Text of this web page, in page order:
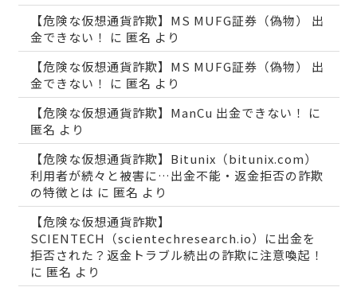
【危険な仮想通貨詐欺】MS MUFG証券（偽物） 出
金できない！
に 匿名 より
【危険な仮想通貨詐欺】MS MUFG証券（偽物） 出
金できない！
に 匿名 より
【危険な仮想通貨詐欺】ManCu 出金できない！
に
匿名 より
【危険な仮想通貨詐欺】Bitunix（bitunix.com）
利用者が続々と被害に…出金不能・返金拒否の詐欺
の特徴とは に 匿名 より
【危険な仮想通貨詐欺】
SCIENTECH（scientechresearch.io）に出金を
拒否された？返金トラブル続出の詐欺に注意喚起！
に 匿名 より